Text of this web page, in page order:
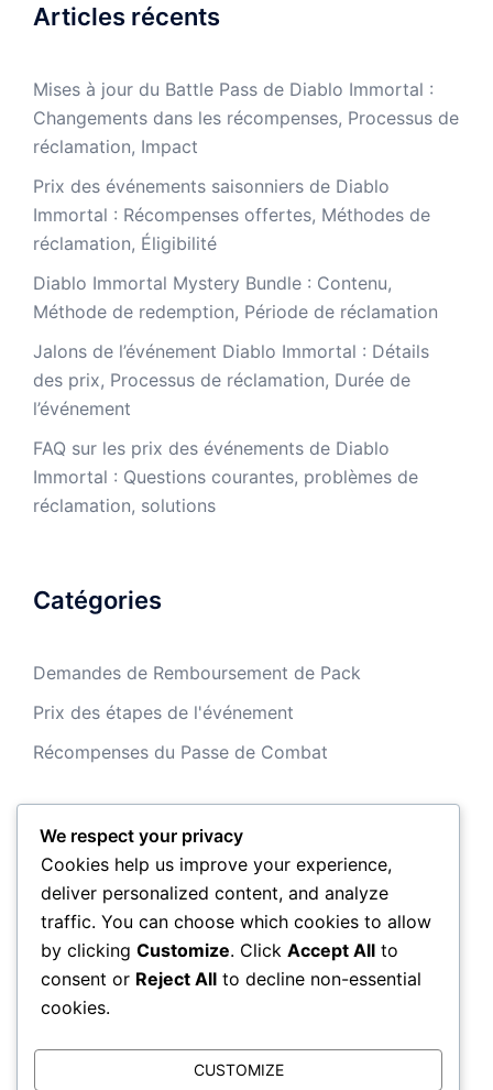
Articles récents
Mises à jour du Battle Pass de Diablo Immortal :
Changements dans les récompenses, Processus de
réclamation, Impact
Prix des événements saisonniers de Diablo
Immortal : Récompenses offertes, Méthodes de
réclamation, Éligibilité
Diablo Immortal Mystery Bundle : Contenu,
Méthode de redemption, Période de réclamation
Jalons de l’événement Diablo Immortal : Détails
des prix, Processus de réclamation, Durée de
l’événement
FAQ sur les prix des événements de Diablo
Immortal : Questions courantes, problèmes de
réclamation, solutions
Catégories
Demandes de Remboursement de Pack
Prix des étapes de l'événement
Récompenses du Passe de Combat
Archives
March 2026
February 2026
We respect your privacy
Cookies help us improve your experience,
deliver personalized content, and analyze
traffic. You can choose which cookies to allow
by clicking Customize. Click Accept All to
consent or Reject All to decline non-essential
cookies.
CUSTOMIZE